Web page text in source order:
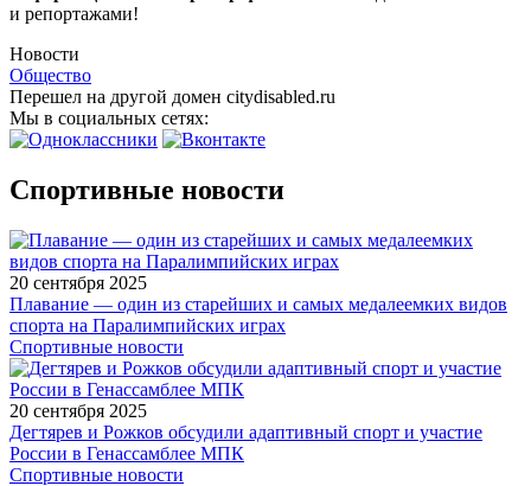
и репортажами!
Новости
Общество
Перешел на другой домен citydisabled.ru
Мы в социальных сетях:
Спортивные новости
20 сентября 2025
Плавание — один из старейших и самых медалеемких видов
спорта на Паралимпийских играх
Спортивные новости
20 сентября 2025
Дегтярев и Рожков обсудили адаптивный спорт и участие
России в Генассамблее МПК
Спортивные новости